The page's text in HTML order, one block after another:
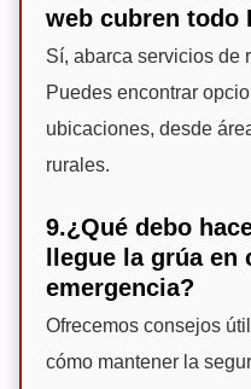
web cubren todo
Sí, abarca servicios de
Puedes encontrar
ubicaciones, desde
rurales.
9.¿Qué debo
llegue la grúa en
emergencia?
Ofrecemos consejos
cómo mantener la